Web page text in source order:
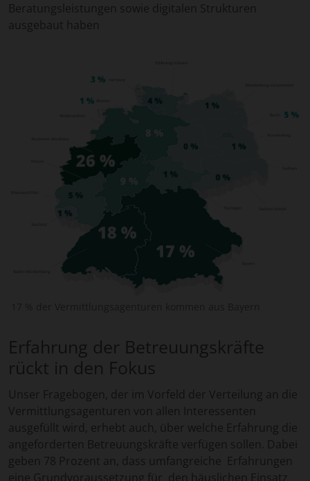
Beratungsleistungen sowie digitalen Strukturen
ausgebaut haben
Erfahrung der Betreuungskräfte
rückt in den Fokus
Unser Fragebogen, der im Vorfeld der Verteilung an die
Vermittlungsagenturen von allen Interessenten
ausgefüllt wird, erhebt auch, über welche Erfahrung die
angeforderten Betreuungskräfte verfügen sollen. Dabei
geben 78 Prozent an, dass umfangreiche Erfahrungen
eine Grundvoraussetzung für den häuslichen Einsatz